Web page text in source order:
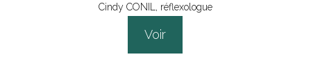
Cindy CONIL, réflexologue
Voir